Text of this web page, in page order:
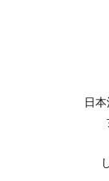
日